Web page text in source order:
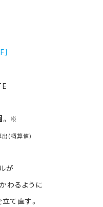
。 ※
(概算値)
が
わるように
て直す。